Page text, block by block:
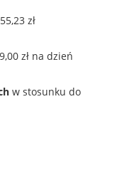
zł
zł na dzień
w stosunku do